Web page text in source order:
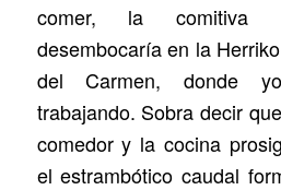
comer, la comitiva
desembocaría en la
del Carmen, donde
trabajando. Sobra decir
comedor y la cocina
el estrambótico caudal